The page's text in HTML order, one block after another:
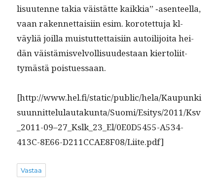
lisuutenne takia väistätte kaikkia” ‑asen­teel­la,
vaan raken­net­taisi­in esim. korotet­tu­ja kl-
väyliä joil­la muis­tut­tet­taisi­in autoil­i­joi­ta hei­
dän väistämisvelvol­lisu­ud­estaan kier­toli­it­
tymästä poistuessaan.
[http://www.hel.fi/static/public/hela/Kaupunki
suunnittelulautakunta/Suomi/Esitys/2011/Ksv
_2011-09–27_Kslk_23_El/0E0D5455-A534-
413C-8E66-D211CCAE8F08/Liite.pdf]
Vastaa